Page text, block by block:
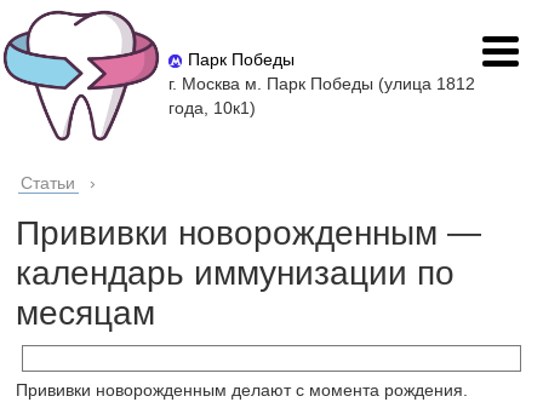
Парк Победы
г. Москва м. Парк Победы (улица 1812
года, 10к1)
Статьи ›
Прививки новорожденным —
календарь иммунизации по
месяцам
Прививки новорожденным делают с момента рождения.